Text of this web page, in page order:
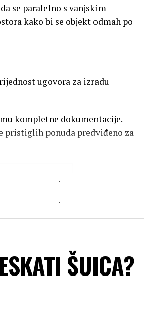
se paralelno s vanjskim
kako bi se objekt odmah po
ugovora za izradu
kompletne dokumentacije.
pristiglih ponuda predviđeno za
ŠUICA?